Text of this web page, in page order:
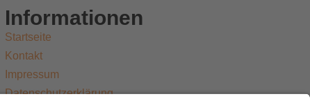
Informationen
Startseite
Kontakt
Impressum
Datenschutzerklärung